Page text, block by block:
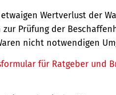
Wertverlust der
Prüfung der
nicht notwendigen
für Ratgeber und